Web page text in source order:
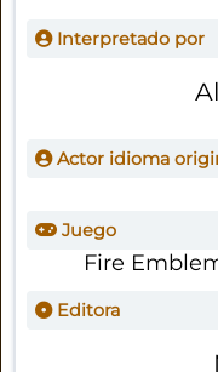
Interpretado por
Actor idioma
Juego
Fire
Editora